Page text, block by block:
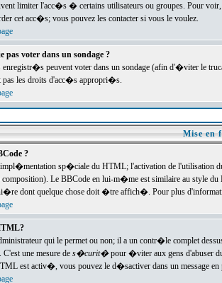
limiter l'acc�s � certains utilisateurs ou groupes. Pour
cet acc�s; vous pouvez les contacter si vous le voulez.
pas voter dans un sondage ?
enregistr�s peuvent voter dans un sondage (afin d'�viter le
pas les droits d'acc�s appropri�s.
Mise en
?
sp�ciale du HTML; l'activation de l'utilisation
composition). Le BBCode en lui-m�me est similaire au style
dont quelque chose doit �tre affich�. Pour plus
qui le permet ou non; il a un contr�le complet
une mesure de s�curit�pour �viter aux gens d'abuser
est activ�, vous pouvez le d�sactiver dans un message en